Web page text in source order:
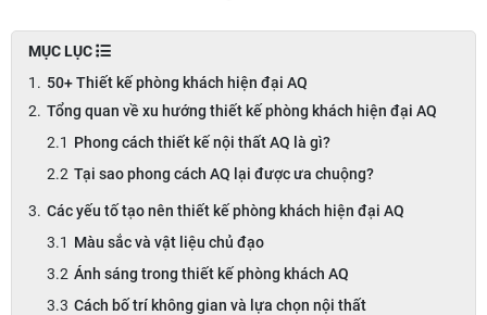
MỤC LỤC
50+ Thiết kế phòng khách hiện đại AQ
Tổng quan về xu hướng thiết kế phòng khách hiện đại AQ
Phong cách thiết kế nội thất AQ là gì?
Tại sao phong cách AQ lại được ưa chuộng?
Các yếu tố tạo nên thiết kế phòng khách hiện đại AQ
Màu sắc và vật liệu chủ đạo
Ánh sáng trong thiết kế phòng khách AQ
Cách bố trí không gian và lựa chọn nội thất